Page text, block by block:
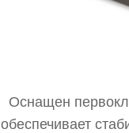
Оснащен
обеспечивает